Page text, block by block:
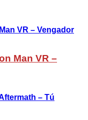
Man VR –